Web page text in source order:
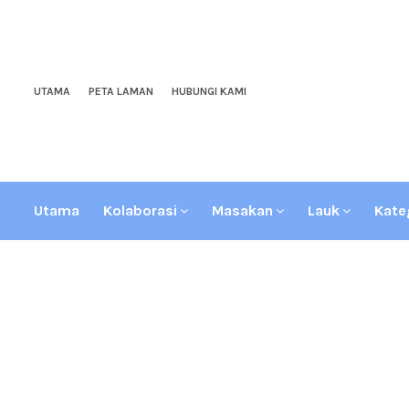
UTAMA PETA LAMAN HUBUNGI KAMI
Utama Kolaborasi Masakan Lauk